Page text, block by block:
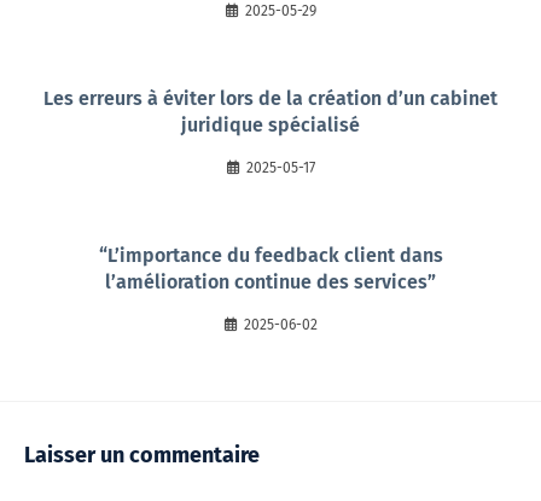
2025-05-29
Les erreurs à éviter lors de la création d’un cabinet
juridique spécialisé
2025-05-17
“L’importance du feedback client dans
l’amélioration continue des services”
2025-06-02
Laisser un commentaire